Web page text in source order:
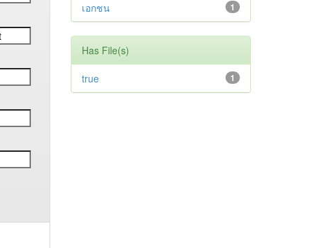
1
เอกชน
Has File(s)
1
true